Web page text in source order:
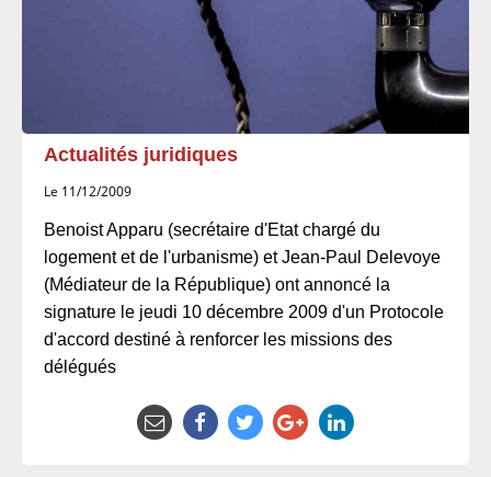
Actualités juridiques
Le 11/12/2009
Benoist Apparu (secrétaire d'Etat chargé du
logement et de l'urbanisme) et Jean-Paul Delevoye
(Médiateur de la République) ont annoncé la
signature le jeudi 10 décembre 2009 d'un Protocole
d'accord destiné à renforcer les missions des
délégués